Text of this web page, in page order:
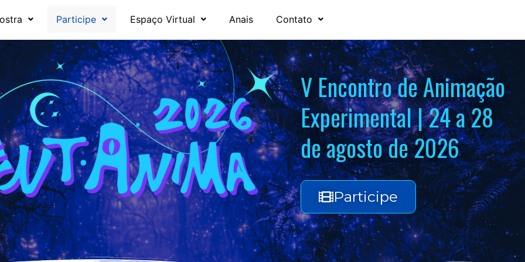
Participe Espaço Virtual Anais Contato
V Encontro de Animação
Experimental | 24 a 28
de agosto de 2026
Participe